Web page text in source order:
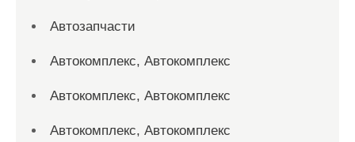
Автозапчасти
Автокомплекс, Автокомплекс
Автокомплекс, Автокомплекс
Автокомплекс, Автокомплекс